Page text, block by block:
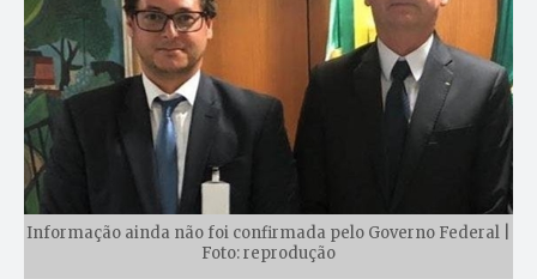
Informação ainda não foi confirmada pelo Governo Federal |
Foto: reprodução